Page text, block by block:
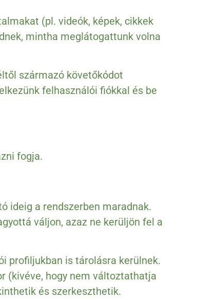
(pl. videók, képek, cikkek
mintha meglátogattunk volna
származó követőkódot
felhasználói fiókkal és be
fogja.
ideig a rendszerben maradnak.
váljon, azaz ne kerüljön fel a
profiljukban is tárolásra kerülnek.
(kivéve, hogy nem változtathatja
és szerkeszthetik.